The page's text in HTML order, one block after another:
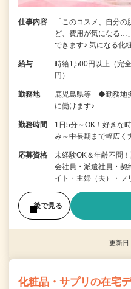
仕事内容
「このコスメ、自分
ど、費用が気になる…
できます♪ 気になる化
給与
時給1,500円以上（完
円）
勤務地
鹿児島県等 ◆勤務地
に働けます♪
勤務時間
1日5分～OK！好きな
み～中長期まで幅広く
応募資格
未経験OK＆年齢不問
会社員・派遣社員・契
イト・主婦（夫）・フ
後で見る
更新
化粧品・サプリの在宅